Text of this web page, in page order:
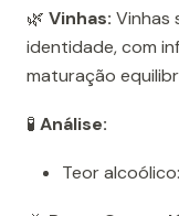
🌿 Vinhas: Vinhas
identidade, com
maturação
🧪 Análise:
Teor